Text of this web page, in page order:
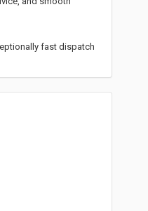
fast dispatch